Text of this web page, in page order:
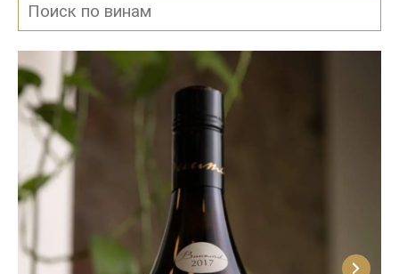
Красные анжуйские вина, в основном на основе
сорта Каберне-Фран, имеют интенсивные
фруктовые ароматы с нотами специй и трав. Они
идеально сочетаются с красным мясом, особенно
с говядиной и бараниной. Также они хорошо
подходят к твердым сырам типа груйер и комт.
Вина из сорта Луарский Мелон, ярким
представителем которых является Мюскаде,
покоряют своим освежающим вкусом с
ароматами фруктов, цветов и специй. Они отлично
сочетаются с с фруктовыми, ягодными,
карамельными и шоколадными десертами.